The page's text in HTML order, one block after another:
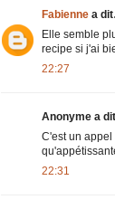
Fabienne a
Elle semble
recipe si j'ai
22:27
Anonyme a
C'est un
22:31